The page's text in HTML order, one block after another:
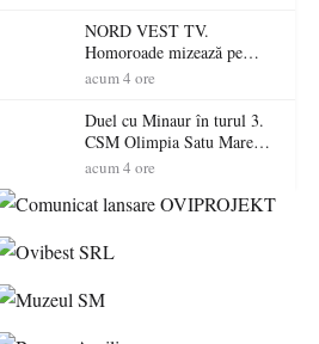
NORD VEST TV.
Homoroade mizează pe
tradiție, turism și investiții.
„Oțeloaia rămâne un brand
al Codrului”
acum 4 ore
Duel cu Minaur în turul 3.
CSM Olimpia Satu Mare
începe aventura în Cupa
acum 4 ore